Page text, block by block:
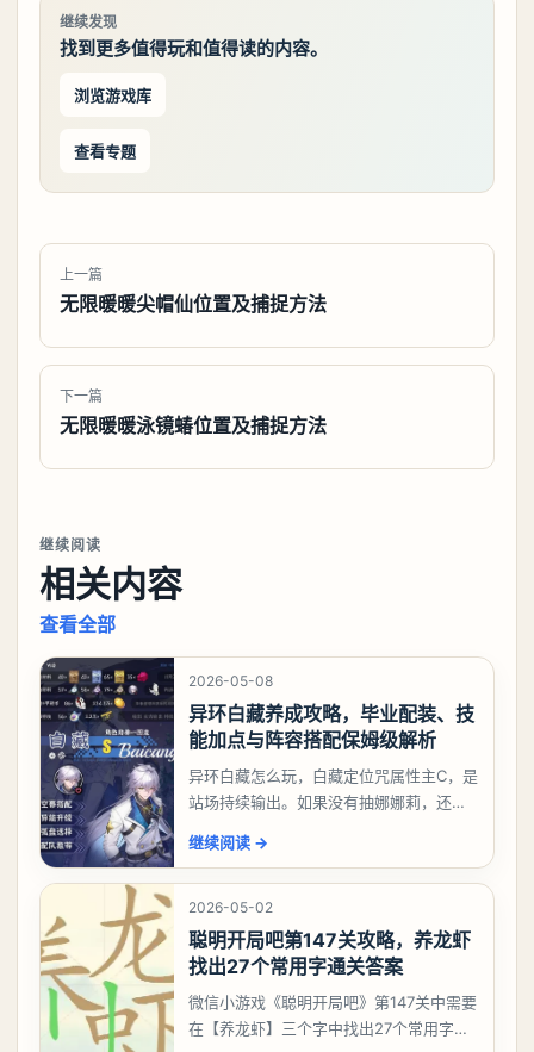
继续发现
找到更多值得玩和值得读的内容。
浏览游戏库
查看专题
上一篇
无限暖暖尖帽仙位置及捕捉方法
下一篇
无限暖暖泳镜蝽位置及捕捉方法
继续阅读
相关内容
查看全部
2026-05-08
异环白藏养成攻略，毕业配装、技
能加点与阵容搭配保姆级解析
异环白藏怎么玩，白藏定位咒属性主C，是
站场持续输出。如果没有抽娜娜莉，还没
有娜娜莉缺另外一个二队C想打深渊也可以
考虑养个白藏
继续阅读 →
2026-05-02
聪明开局吧第147关攻略，养龙虾
找出27个常用字通关答案
微信小游戏《聪明开局吧》第147关中需要
在【养龙虾】三个字中找出27个常用字，